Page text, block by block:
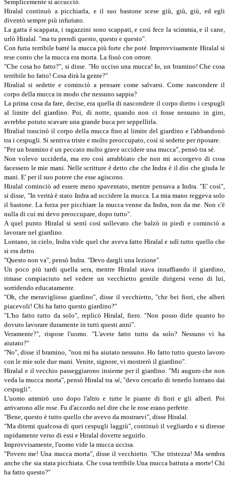
Semplicemente si accucciò.
Hiralal continuò a picchiarla, e il suo bastone scese giù, giù, giù, ed egli
diventò sempre più infuriato.
La gatta é scappata, i ragazzini sono scappati, e così fece la scimmia, e il cane,
urlò Hiralal. "ma tu prendi questo, questo e questo".
Con furia terribile batté la mucca più forte che poté. Improvvisamente Hiralal si
rese conto che la mucca era morta. La fissò con orrore.
"Che cosa ho fatto?", si disse. "Ho ucciso una mucca! Io, un bramino! Che cosa
terribile ho fatto! Cosa dirà la gente?"
Hiralial si sedette e cominciò a pensare come salvarsi. Come nascondere il
corpo della mucca in modo che nessuno sappia?
La prima cosa da fare, decise, era quella di nascondere il corpo dietro i cespugli
al limite del giardino. Poi, di notte, quando non ci fosse nessuno in giro,
avrebbe potuto scavare una grande buca per seppellirla.
Hiralial trascinò il corpo della mucca fino al limite del giardino e l'abbandonò
tra i cespugli. Si sentiva triste e molto preoccupato, così si sedette per riposare.
"Per un bramino é un peccato molto grave uccidere una mucca", pensò tra sé.
Non volevo ucciderla, ma ero così arrabbiato che non mi accorgevo di cosa
facessero le mie mani. Nelle scritture è detto che che Indra è il dio che giuda le
mani. E' per il suo potere che esse agiscono.
Hiralal cominciò ad essere meno spaventato, mentre pensava a Indra. "E' così",
si disse, "In verità è stato Indra ad uccidere la mucca. La mia mano reggeva solo
il bastone. La forza per picchiare la mucca venne da Indra, non da me. Non c'é
nulla di cui mi devo preoccupare, dopo tutto".
A quel punto Hiralal si sentì così sollevato che balzò in piedi e cominciò a
lavorare nel giardino.
Lontano, in cielo, Indra vide quel che aveva fatto Hiralal e udì tutto quello che
si era detto.
"Questo non va", pensò Indra. "Devo dargli una lezione".
Un poco più tardi quella sera, mentre Hiralal stava innaffiando il giardino,
rimase compiaciuto nel vedere un vecchietto gentile dirigersi verso di lui,
sorridendo educatamente.
"Oh, che meraviglioso giardino", disse il vecchietto, "che bei fiori, che alberi
piacevoli! Chi ha fatto questo giardino?"
"L'ho fatto tutto da solo", replicò Hiralal, fiero. "Non posso dirle quanto ho
dovuto lavorare duramente in tutti questi anni".
Veramente?", rispose l'uomo. "L'avete fatto tutto da solo? Nessuno vi ha
aiutato?"
"No", disse il bramino, "non mi ha aiutato nessuno. Ho fatto tutto questo lavoro
con le mie sole due mani. Venite, signore, vi mostrerò il giardino".
Hiralal e il vecchio passeggiarono insieme per il giardino. "Mi auguro che non
veda la mucca morta", pensò Hiralal tra sé, "devo cercarlo di tenerlo lontano dai
cespugli".
L'uomo ammirò uno dopo l'altro e tutte le piante di fiori e gli alberi. Poi
arrivarono alle rose. Fu d'accordo nel dire che le rose erano perfette.
"Bene, questo è tutto quello che avevo da mostrarvi", disse Hiralal.
"Ma ditemi qualcosa di quei cespugli laggiù", continuò il vegliardo e si diresse
rapidamente verso di essi e Hiralal dovette seguirlo.
Improvvisamente, l'uomo vide la mucca uccisa.
"Povero me! Una mucca morta", disse il vecchietto. "Che tristezza! Ma sembra
anche che sia stata picchiata. Che cosa terribile.Una mucca battuta a morte! Chi
ha fatto questo?"